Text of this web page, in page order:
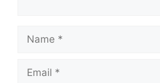
Name
Email